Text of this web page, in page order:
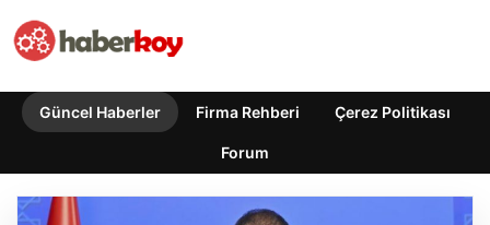
Güncel Haberler Firma Rehberi Çerez Politikası
Forum